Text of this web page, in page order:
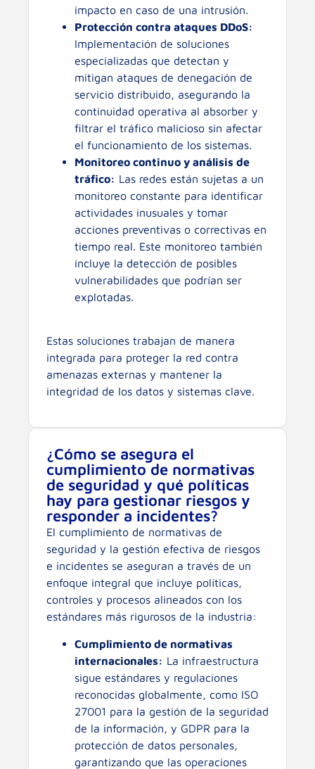
impacto en caso de una intrusión.
Protección contra ataques DDoS:
Implementación de soluciones
especializadas que detectan y
mitigan ataques de denegación de
servicio distribuido, asegurando la
continuidad operativa al absorber y
filtrar el tráfico malicioso sin afectar
el funcionamiento de los sistemas.
Monitoreo continuo y análisis de
tráfico: Las redes están sujetas a un
monitoreo constante para identificar
actividades inusuales y tomar
acciones preventivas o correctivas en
tiempo real. Este monitoreo también
incluye la detección de posibles
vulnerabilidades que podrían ser
explotadas.
Estas soluciones trabajan de manera
integrada para proteger la red contra
amenazas externas y mantener la
integridad de los datos y sistemas clave.
¿Cómo se asegura el
cumplimiento de normativas
de seguridad y qué políticas
hay para gestionar riesgos y
responder a incidentes?
El cumplimiento de normativas de
seguridad y la gestión efectiva de riesgos
e incidentes se aseguran a través de un
enfoque integral que incluye políticas,
controles y procesos alineados con los
estándares más rigurosos de la industria:
Cumplimiento de normativas
internacionales: La infraestructura
sigue estándares y regulaciones
reconocidas globalmente, como ISO
27001 para la gestión de la seguridad
de la información, y GDPR para la
protección de datos personales,
garantizando que las operaciones